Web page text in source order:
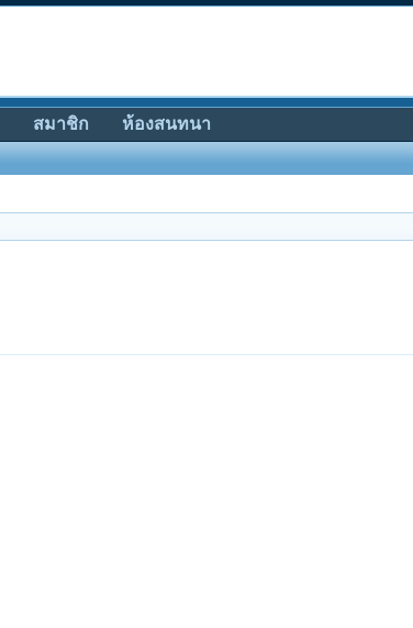
สมาชิก ห้องสนทนา